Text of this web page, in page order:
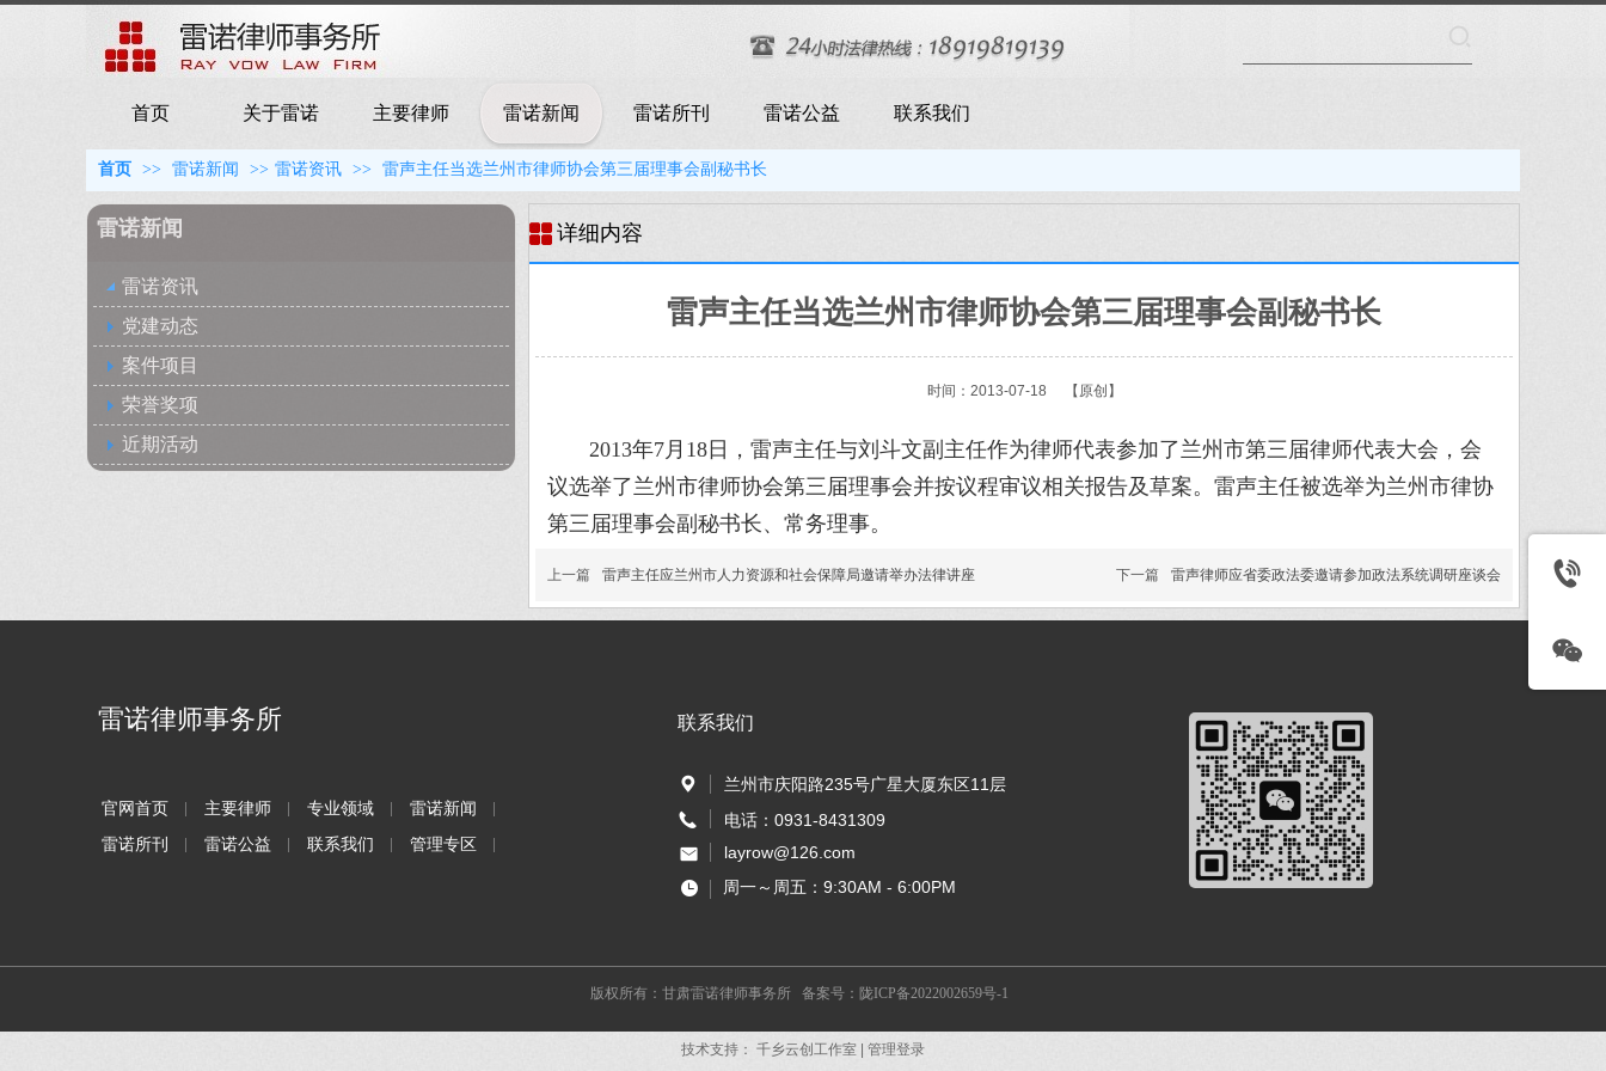
首页 关于雷诺 主要律师 雷诺新闻 雷诺所刊 雷诺公益 联系我们
首页 >> 雷诺新闻 >> 雷诺资讯 >> 雷声主任当选兰州市律师协会第三届理事会副秘书长
雷诺新闻
雷诺资讯
党建动态
案件项目
荣誉奖项
近期活动
详细内容
雷声主任当选兰州市律师协会第三届理事会副秘书长
时间：2013-07-18 【原创】
2013年7月18日，雷声主任与刘斗文副主任作为律师代表参加了兰州市第三届律师代表大会，会
议选举了兰州市律师协会第三届理事会并按议程审议相关报告及草案。雷声主任被选举为兰州市律协
第三届理事会副秘书长、常务理事。
上一篇 雷声主任应兰州市人力资源和社会保障局邀请举办法律讲座 下一篇 雷声律师应省委政法委邀请参加政法系统调研座谈会
官网首页 主要律师 专业领域
雷诺新闻
雷诺所刊
雷诺公益 联系我们 管理专区
雷诺律师事务所 联系我们
兰州市庆阳路235号广星大厦东区11层
电话：0931-8431309
layrow@126.com
周一～周五：9:30AM - 6:00PM
版权所有：甘肃雷诺律师事务所 备案号：陇ICP备2022002659号-1
技术支持： 千乡云创工作室 管理登录